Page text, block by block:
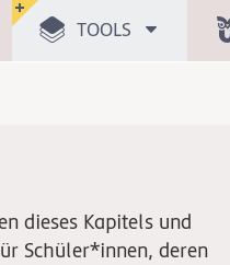
dieses Kapitels und
Schüler*innen, deren
TOOLS